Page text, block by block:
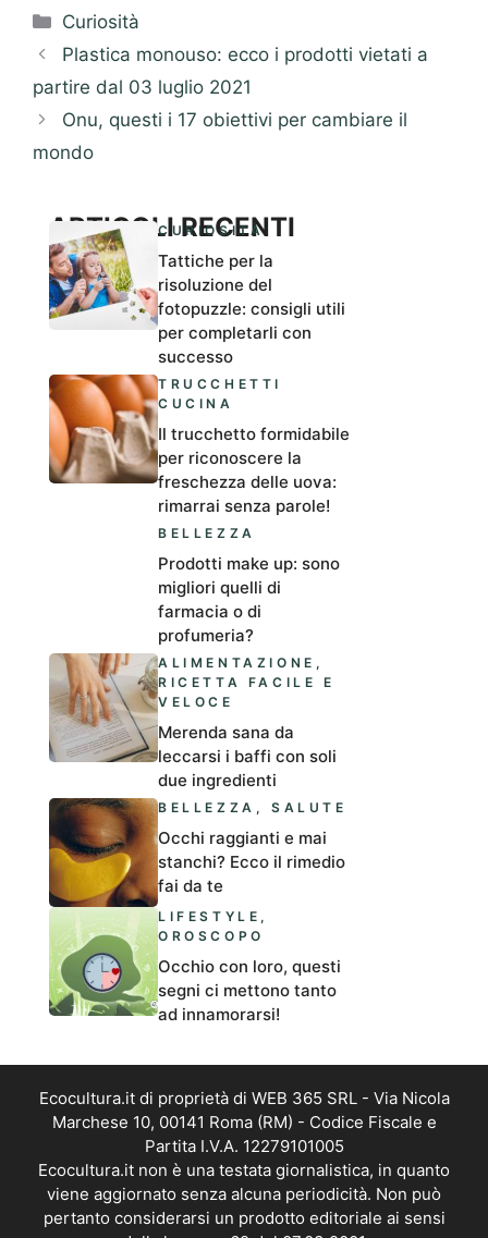
Categorie
Curiosità
Plastica monouso: ecco i prodotti vietati a
partire dal 03 luglio 2021
Onu, questi i 17 obiettivi per cambiare il
mondo
ARTICOLI RECENTI
CURIOSITÀ
Tattiche per la
risoluzione del
fotopuzzle: consigli utili
per completarli con
successo
TRUCCHETTI
CUCINA
Il trucchetto formidabile
per riconoscere la
freschezza delle uova:
rimarrai senza parole!
BELLEZZA
Prodotti make up: sono
migliori quelli di
farmacia o di
profumeria?
ALIMENTAZIONE ,
RICETTA FACILE E
VELOCE
Merenda sana da
leccarsi i baffi con soli
due ingredienti
BELLEZZA ,SALUTE
Occhi raggianti e mai
stanchi? Ecco il rimedio
fai da te
LIFESTYLE ,
OROSCOPO
Occhio con loro, questi
segni ci mettono tanto
ad innamorarsi!
Ecocultura.it di proprietà di WEB 365 SRL - Via Nicola
Marchese 10, 00141 Roma (RM) - Codice Fiscale e
Partita I.V.A. 12279101005
Ecocultura.it non è una testata giornalistica, in quanto
viene aggiornato senza alcuna periodicità. Non può
pertanto considerarsi un prodotto editoriale ai sensi